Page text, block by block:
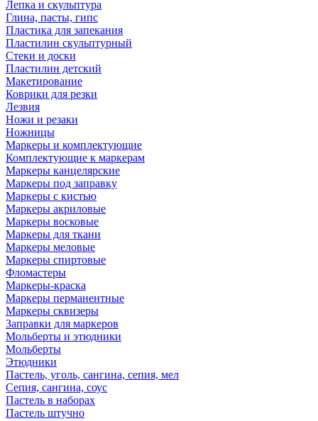
Лепка и скульптура
Глина, пасты, гипс
Пластика для запекания
Пластилин скульптурный
Стеки и доски
Пластилин детский
Макетирование
Коврики для резки
Лезвия
Ножи и резаки
Ножницы
Маркеры и комплектующие
Комплектующие к маркерам
Маркеры канцелярские
Маркеры под заправку
Маркеры с кистью
Маркеры акриловые
Маркеры восковые
Маркеры для ткани
Маркеры меловые
Маркеры спиртовые
Фломастеры
Маркеры-краска
Маркеры перманентные
Маркеры сквизеры
Заправки для маркеров
Мольберты и этюдники
Мольберты
Этюдники
Пастель, уголь, сангина, сепия, мел
Сепия, сангина, соус
Пастель в наборах
Пастель штучно